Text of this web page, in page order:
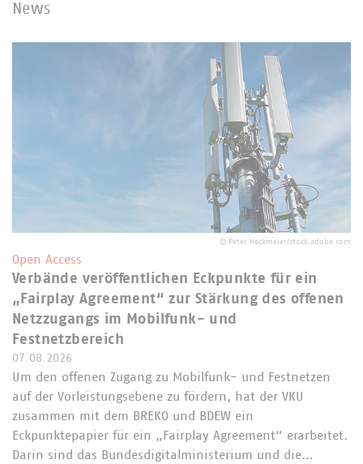
News
© Peter Heckmeier/stock.adobe.com
Open Access
Verbände veröffentlichen Eckpunkte für ein
„Fairplay Agreement“ zur Stärkung des offenen
Netzzugangs im Mobilfunk- und
Festnetzbereich
07.08.2026
Um den offenen Zugang zu Mobilfunk- und Festnetzen
auf der Vorleistungsebene zu fördern, hat der VKU
zusammen mit dem BREKO und BDEW ein
Eckpunktepapier für ein „Fairplay Agreement“ erarbeitet.
Darin sind das Bundesdigitalministerium und die…